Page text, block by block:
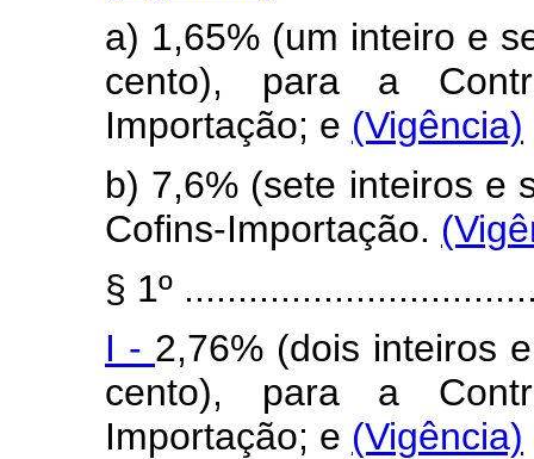
a) 1,65% (um inteiro e
cento), para a
Importação; e (Vigência)
b) 7,6% (sete inteiros e
Cofins-Importação.
§ 1º
I - 2,76% (dois inteiros
cento), para a
Importação; e (Vigência)